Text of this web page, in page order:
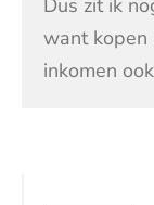
Dus zit ik
want kopen
inkomen